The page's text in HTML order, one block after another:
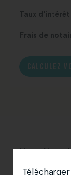
Taux d'intérêt
Frais de
CALCULEZ
Nos offres